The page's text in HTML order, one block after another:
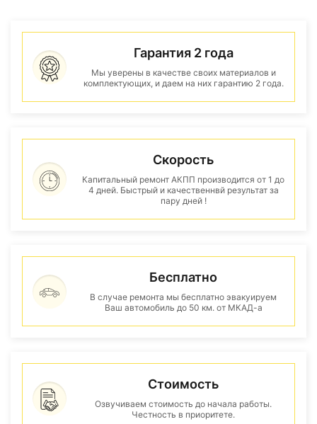
Гарантия 2 года
Мы уверены в качестве своих материалов и
комплектующих, и даем на них гарантию 2 года.
Скорость
Капитальный ремонт АКПП производится от 1 до
4 дней. Быстрый и качественнвй результат за
пару дней !
Бесплатно
В случае ремонта мы бесплатно эвакуируем
Ваш автомобиль до 50 км. от МКАД-а
Стоимость
Озвучиваем стоимость до начала работы.
Честность в приоритете.